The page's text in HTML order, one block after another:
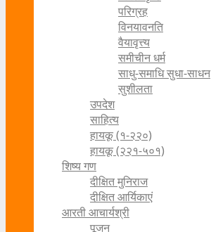
परिग्रह
विनयावनति
वैयावृत्त्य
समीचीन धर्म
साधु-समाधि सुधा-साधन
सुशीलता
उपदेश
साहित्य
हायकू (१‍-२२०)
हायकू (२२१-५०१)
शिष्य गण
दीक्षित मुनिराज
दीक्षित आर्यिकाएं
आरती आचार्यश्री
पूजन